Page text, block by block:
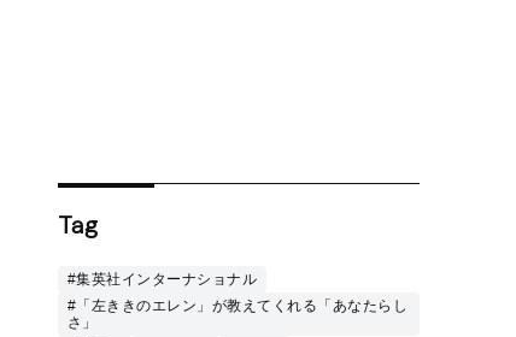
Tag
#集英社インターナショナル
#「左ききのエレン」が教えてくれる「あなたらし
さ」